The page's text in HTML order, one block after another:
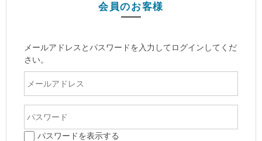
会員のお客様
メールアドレスとパスワードを入力してログインしてくだ
さい。
パスワードを表示する